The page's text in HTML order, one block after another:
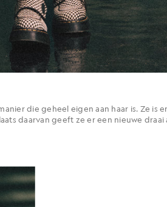
die geheel eigen aan haar is. Ze is
daarvan geeft ze er een nieuwe